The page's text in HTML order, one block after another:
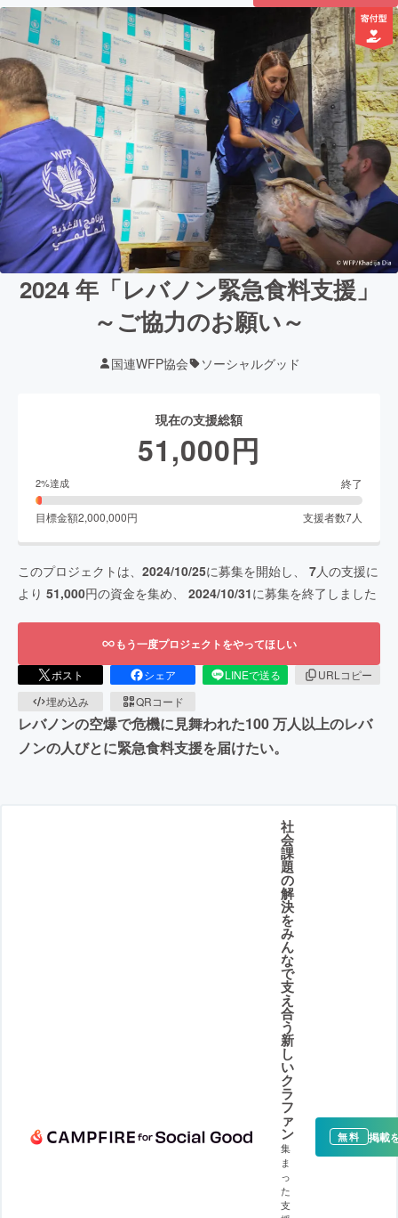
2024 年「レバノン緊急食料支援」
～ご協力のお願い～
国連WFP協会 ソーシャルグッド
現在の支援総額
51,000円
2%達成 終了
目標金額2,000,000円 支援者数7人
このプロジェクトは、 2024/10/25に募集を開始し、 7人の支援に
より 51,000円の資金を集め、 2024/10/31に募集を終了しました
もう一度プロジェクトをやってほしい
ポスト シェア LINEで送る
URLコピー
埋め込み
QRコード
レバノンの空爆で危機に見舞われた100 万人以上のレバ
ノンの人びとに緊急食料支援を届けたい。
社
会
課
題
の
解
決
を
み
ん
な
で
支
え
合
う
新
し
い
ク
ラ
フ
ァ
ン
集
ま
っ
た
支
無料 掲載